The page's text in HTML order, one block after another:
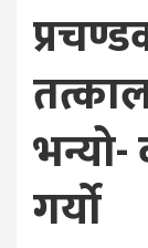
भन्यो-
गर्यो